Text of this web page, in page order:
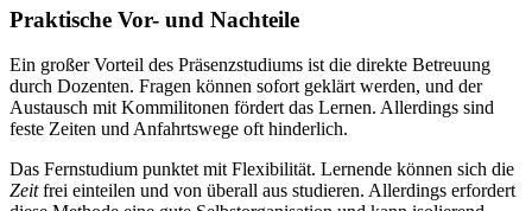
Praktische Vor- und Nachteile
Ein großer Vorteil des Präsenzstudiums ist die direkte Betreuung
durch Dozenten. Fragen können sofort geklärt werden, und der
Austausch mit Kommilitonen fördert das Lernen. Allerdings sind
feste Zeiten und Anfahrtswege oft hinderlich.
Das Fernstudium punktet mit Flexibilität. Lernende können sich die
Zeitfrei einteilen und von überall aus studieren. Allerdings erfordert